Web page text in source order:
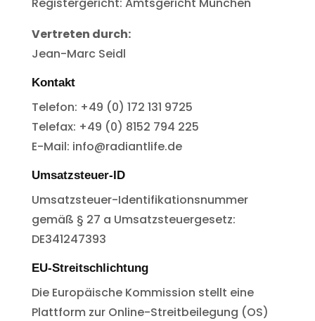
Vertreten durch:
Jean-Marc Seidl
Kontakt
Telefon: +49 (0) 172 131 9725
Telefax: +49 (0) 8152 794 225
E-Mail: info@radiantlife.de
Umsatzsteuer-ID
Umsatzsteuer-Identifikationsnummer
gemäß § 27 a Umsatzsteuergesetz:
DE341247393
EU-Streitschlichtung
Die Europäische Kommission stellt eine
Plattform zur Online-Streitbeilegung (OS)